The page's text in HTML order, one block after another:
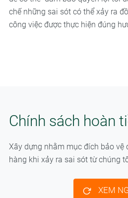
chế những sai sót có thể xảy ra
công việc được thực hiện đúng
Chính sách hoàn
Xây dựng nhằm mục đích bảo vệ
hàng khi xảy ra sai sót từ chúng
XEM